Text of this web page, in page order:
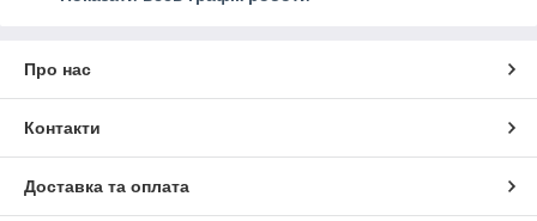
Про нас
Контакти
Доставка та оплата